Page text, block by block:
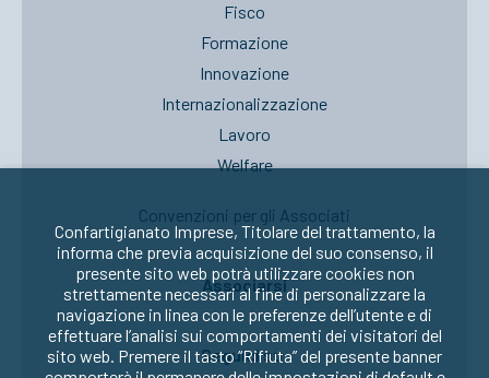
Fisco
Formazione
Innovazione
Internazionalizzazione
Lavoro
Welfare
Convenzioni per gli Associati
Associarsi
Seguici su:
Confartigianato Imprese, Titolare del trattamento, la
informa che previa acquisizione del suo consenso, il
presente sito web potrà utilizzare cookies non
strettamente necessari al fine di personalizzare la
navigazione in linea con le preferenze dell’utente e di
effettuare l’analisi sui comportamenti dei visitatori del
sito web. Premere il tasto “Rifiuta” del presente banner